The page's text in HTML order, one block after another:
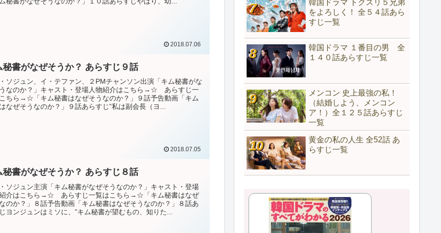
2018.07.06
秘書がなぜそうか？ あらすじ９話
ソジュン、イ・テファン、２PMチャンソン出演「キム秘書がな
なのか？」キャスト・登場人物紹介はこちら→☆ あらすじ一
ちら→☆「キム秘書はなぜそうなのか？」９話予告動画「キム
なぜそうなのか？」９話あらすじ”私は副会長（ヨ...
2018.07.05
キム秘書がなぜそうか？ あらすじ８話
ソジュン主演「キム秘書がなぜそうなのか？」キャスト・登場
介はこちら→☆ あらすじ一覧はこちら→☆「キム秘書はなぜ
のか？」８話予告動画「キム秘書はなぜそうなのか？」８話あ
ヨンジュンはミソに、”キム秘書が望むもの、知りた...
韓国ドラマ トクスリ５兄弟
をよろしく！ 全５４話あら
すじ一覧
韓国ドラマ １番目の男 全
１４０話あらすじ一覧
メンコン 史上最強の私！
（結婚しよう、メンコン
ア！）全１２５話あらすじ
一覧
黄金の私の人生 全52話 あ
らすじ一覧